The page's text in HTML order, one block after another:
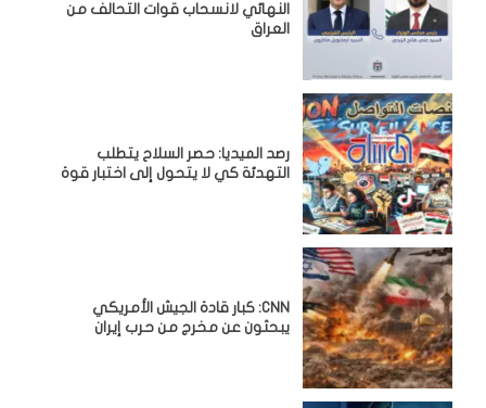
النهائي لانسحاب قوات التحالف من
العراق
رصد الميديا: حصر السلاح يتطلب
التهدئة كي لا يتحول إلى اختبار قوة
CNN: كبار قادة الجيش الأمريكي
يبحثون عن مخرج من حرب إيران